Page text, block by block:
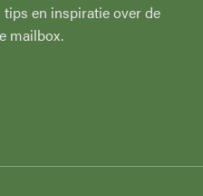
en inspiratie over de
mailbox.